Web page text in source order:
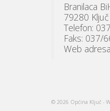
Branilaca
79280 Ključ
Telefon:
Faks: 037/
Web
© 2026 Općina Ključ -